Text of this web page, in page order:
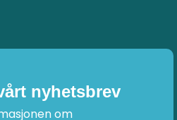
nyhetsbrev
om